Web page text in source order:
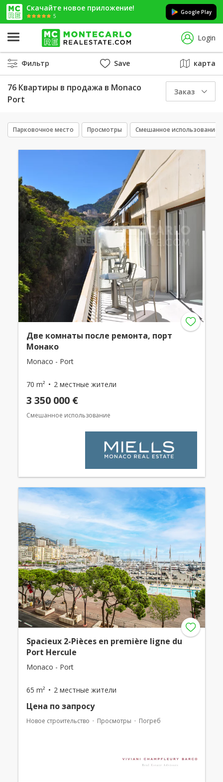
Скачайте новое приложение!
5
Google Play
Login
Фильтр Save карта
76 Квартиры в продажа в Monaco
Port
Заказ
Парковочное место Просмотры Смешанное использование
Две комнаты после ремонта, порт
Монако
Monaco - Port
70 m² 2 местные жители
3 350 000 €
Смешанное использование
Spacieux 2-Pièces en première ligne du
Port Hercule
Monaco - Port
65 m² 2 местные жители
Цена по запросу
Новое строительство Просмотры Погреб